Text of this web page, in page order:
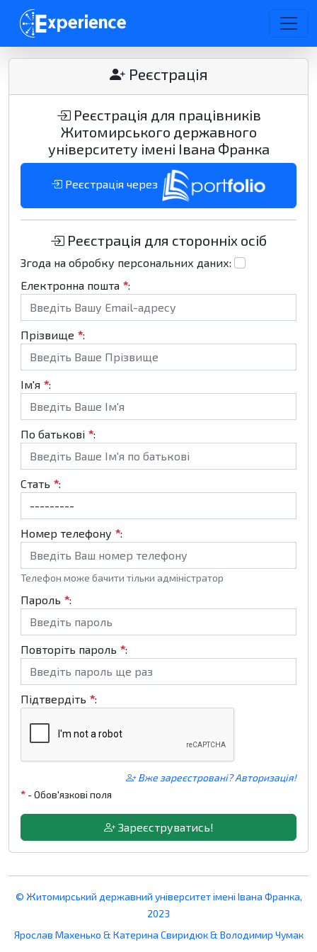
Реєстрація
Реєстрація для працівників
Житомирського державного
університету імені Івана Франка
Реєстрація через
Реєстрація для сторонніх осіб
Згода на обробку персональних даних:
Електронна пошта *:
Прізвище *:
Ім'я *:
По батькові *:
Стать *:
Номер телефону *:
Телефон може бачити тільки адміністратор
Пароль *:
Повторіть пароль *:
Підтвердіть *:
Вже зареєстровані? Авторизація!
* - Обов'язкові поля
Зареєструватись!
© Житомирський державний університет імені Івана Франка,
2023
Ярослав Махенько & Катерина Свиридюк & Володимир Чумак